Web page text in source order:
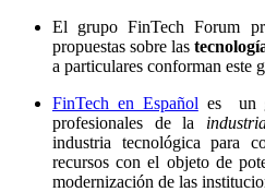
El grupo FinTech Forum
propuestas sobre las
a particulares conforman este
FinTech en Español es un
profesionales de la
industria tecnológica para
recursos con el objeto de
modernización de las